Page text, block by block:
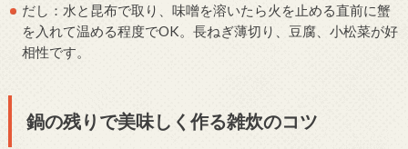
だし：水と昆布で取り、味噌を溶いたら火を止める直前に蟹
を入れて温める程度でOK。長ねぎ薄切り、豆腐、小松菜が好
相性です。
鍋の残りで美味しく作る雑炊のコツ